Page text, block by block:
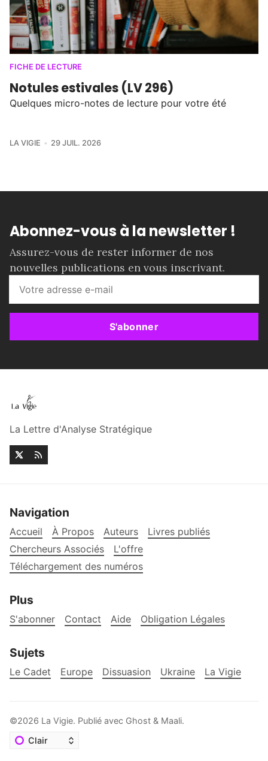
FICHE DE LECTURE
Notules estivales (LV 296)
Quelques micro-notes de lecture pour votre été
LA VIGIE 29 JUIL. 2026
Abonnez-vous à la newsletter !
Assurez-vous de rester informer de nos
nouvelles publications en vous inscrivant.
S'abonner
La Lettre d'Analyse Stratégique
Navigation
Accueil À Propos Auteurs
Livres publiés
Chercheurs Associés
L'offre
Téléchargement des numéros
Plus
S'abonner Contact Aide Obligation Légales
Sujets
Le Cadet Europe Dissuasion Ukraine La Vigie
©2026 La Vigie. Publié avec Ghost & Maali.